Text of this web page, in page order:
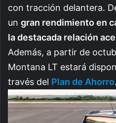
con tracción delantera.
un gran rendimiento en
la destacada relación
Además, a partir de
Montana LT estará
través del Plan de Ahorro.